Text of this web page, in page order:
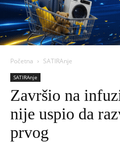
Početna SATIRAnje
SATIRAnje
Završio na
nije uspio da
prvog